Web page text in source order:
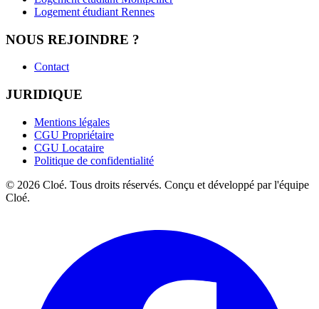
Logement étudiant Rennes
NOUS REJOINDRE ?
Contact
JURIDIQUE
Mentions légales
CGU Propriétaire
CGU Locataire
Politique de confidentialité
© 2026 Cloé. Tous droits réservés. Conçu et développé par l'équipe
Cloé.